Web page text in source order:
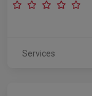
Services